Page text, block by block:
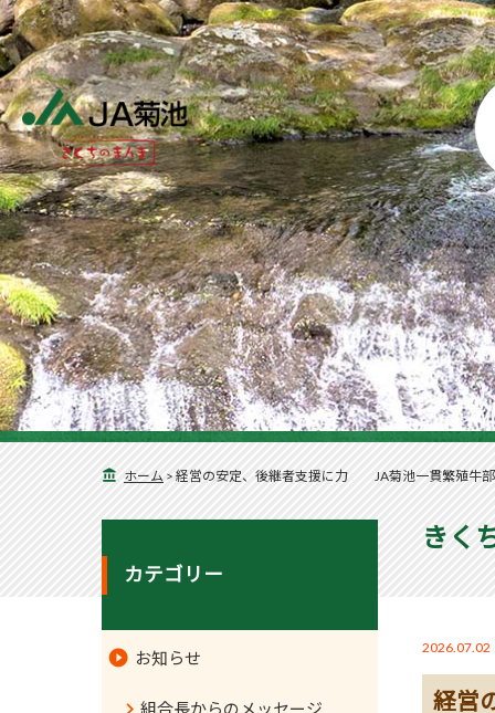
ホーム > 経営の安定、後継者支援に力 JA菊池一貫繁殖牛
きく
2026.07.02
経営
カテゴリー
お知らせ
組合長からのメッセージ